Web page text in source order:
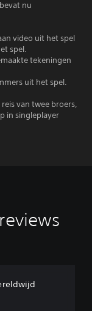
nu
video uit het spel
spel.
tekeningen
uit het spel.
van twee broers,
in singleplayer